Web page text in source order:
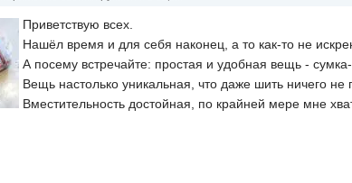
Приветствую всех.
Нашёл время и для себя наконец, а то как-то не
А посему встречайте: простая и удобная вещь -
Вещь настолько уникальная, что даже шить ничего не
Вместительность достойная, по крайней мере мне